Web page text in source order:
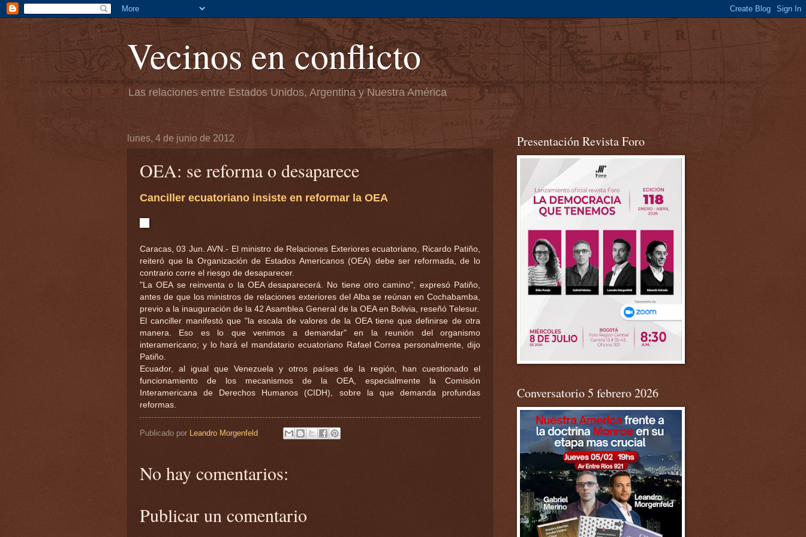
Vecinos en conflicto
Las relaciones entre Estados Unidos, Argentina y Nuestra América
lunes, 4 de junio de 2012
OEA: se reforma o desaparece
Canciller ecuatoriano insiste en reformar la OEA
Caracas, 03 Jun. AVN.- El ministro de Relaciones Exteriores ecuatoriano, Ricardo Patiño,
reiteró que la Organización de Estados Americanos (OEA) debe ser reformada, de lo
contrario corre el riesgo de desaparecer.
"La OEA se reinventa o la OEA desaparecerá. No tiene otro camino", expresó Patiño,
antes de que los ministros de relaciones exteriores del Alba se reúnan en Cochabamba,
previo a la inauguración de la 42 Asamblea General de la OEA en Bolivia, reseñó Telesur.
El canciller manifestó que "la escala de valores de la OEA tiene que definirse de otra
manera. Eso es lo que venimos a demandar" en la reunión del organismo
interamericano; y lo hará el mandatario ecuatoriano Rafael Correa personalmente, dijo
Patiño.
Ecuador, al igual que Venezuela y otros países de la región, han cuestionado el
funcionamiento de los mecanismos de la OEA, especialmente la Comisión
Interamericana de Derechos Humanos (CIDH), sobre la que demanda profundas
reformas.
Publicado por Leandro Morgenfeld
No hay comentarios:
Publicar un comentario
Presentación Revista Foro
Conversatorio 5 febrero 2026